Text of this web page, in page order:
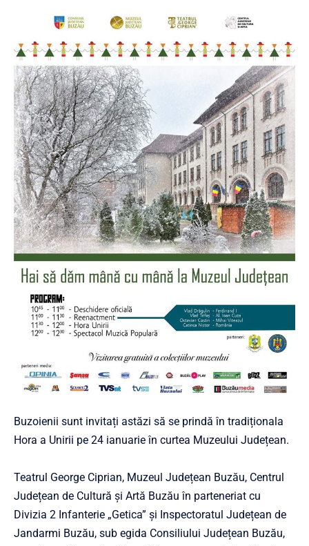
Buzoienii sunt invitați astăzi să se prindă în tradiționala
Hora a Unirii pe 24 ianuarie în curtea Muzeului Județean.
Teatrul George Ciprian, Muzeul Județean Buzău, Centrul
Județean de Cultură și Artă Buzău în parteneriat cu
Divizia 2 Infanterie „Getica” și Inspectoratul Județean de
Jandarmi Buzău, sub egida Consiliului Județean Buzău,